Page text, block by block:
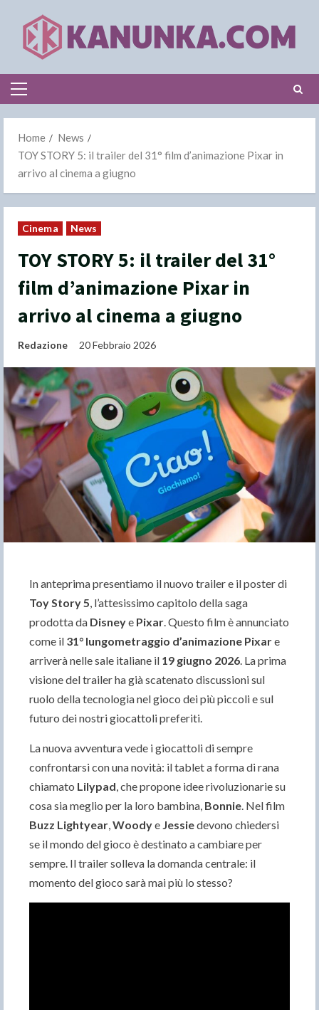
content
Primary
Home
News
TOY STORY 5: il trailer del 31° film d’animazione Pixar in
arrivo al cinema a giugno
Cinema News
TOY STORY 5: il trailer del 31°
film d’animazione Pixar in
arrivo al cinema a giugno
Redazione 20 Febbraio 2026
In anteprima presentiamo il nuovo trailer e il poster di
Toy Story 5, l’attesissimo capitolo della saga
prodotta da Disneye Pixar. Questo film è annunciato
come il 31° lungometraggio d’animazione Pixare
arriverà nelle sale italiane il 19 giugno 2026. La prima
visione del trailer ha già scatenato discussioni sul
ruolo della tecnologia nel gioco dei più piccoli e sul
futuro dei nostri giocattoli preferiti.
La nuova avventura vede i giocattoli di sempre
confrontarsi con una novità: il tablet a forma di rana
chiamato Lilypad, che propone idee rivoluzionarie su
cosa sia meglio per la loro bambina, Bonnie. Nel film
Buzz Lightyear,Woodye Jessiedevono chiedersi
se il mondo del gioco è destinato a cambiare per
sempre. Il trailer solleva la domanda centrale: il
momento del gioco sarà mai più lo stesso?